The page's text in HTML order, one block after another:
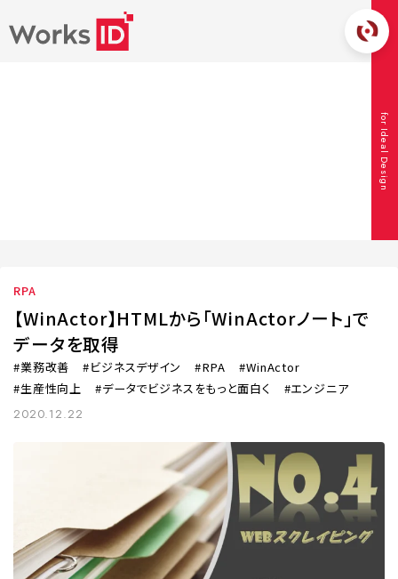
for Ideal Design
RPA
【WinActor】HTMLから「WinActorノート」で
データを取得
業務改善 ビジネスデザイン RPA
WinActor
生産性向上
データでビジネスをもっと面白く
エンジニア
2020.12.22